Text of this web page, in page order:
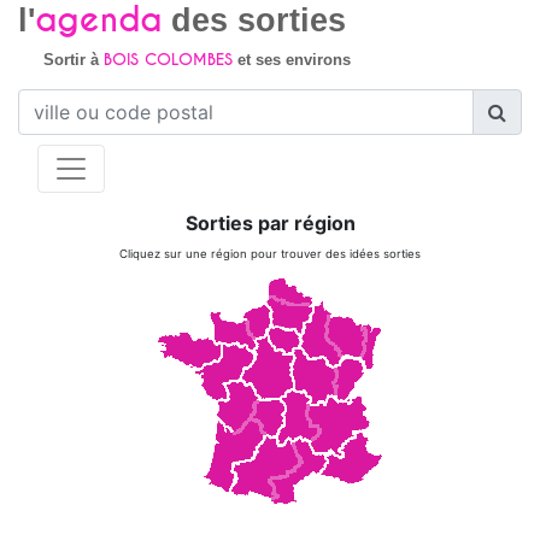
l'agenda des sorties
Sortir à BOIS COLOMBESet ses environs
Sorties par région
Cliquez sur une région pour trouver des idées sorties